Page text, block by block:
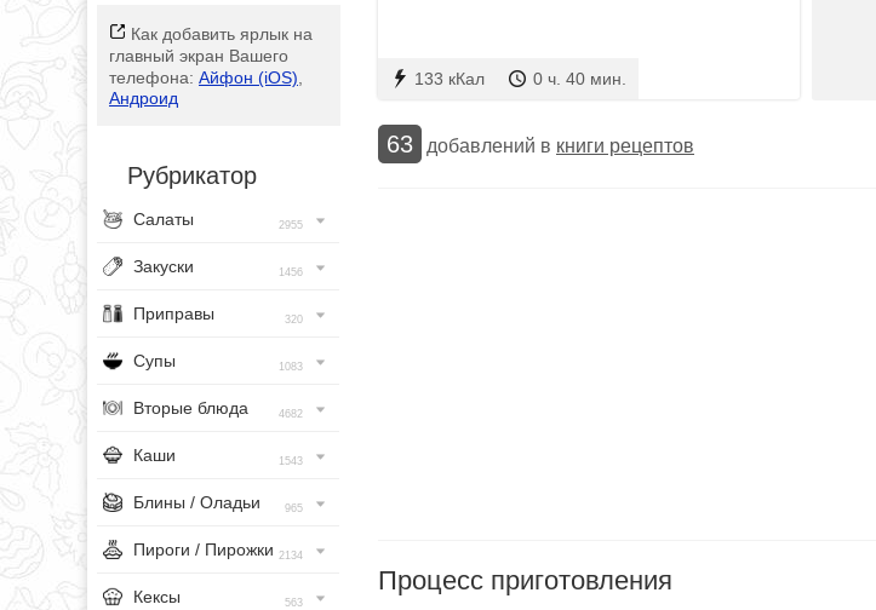
Как добавить ярлык на
главный экран Вашего
телефона: Айфон (iOS)
Андроид
Рубрикатор
Салаты 2955
Закуски 1456
Приправы 320
Супы 1083
Вторые блюда 4682
Каши 1543
Блины / Оладьи 965
Пироги / Пирожки 2134
Кексы 563
133 кКал 0 ч. 40 мин.
63 добавлений в книги рецептов
Процесс приготовления